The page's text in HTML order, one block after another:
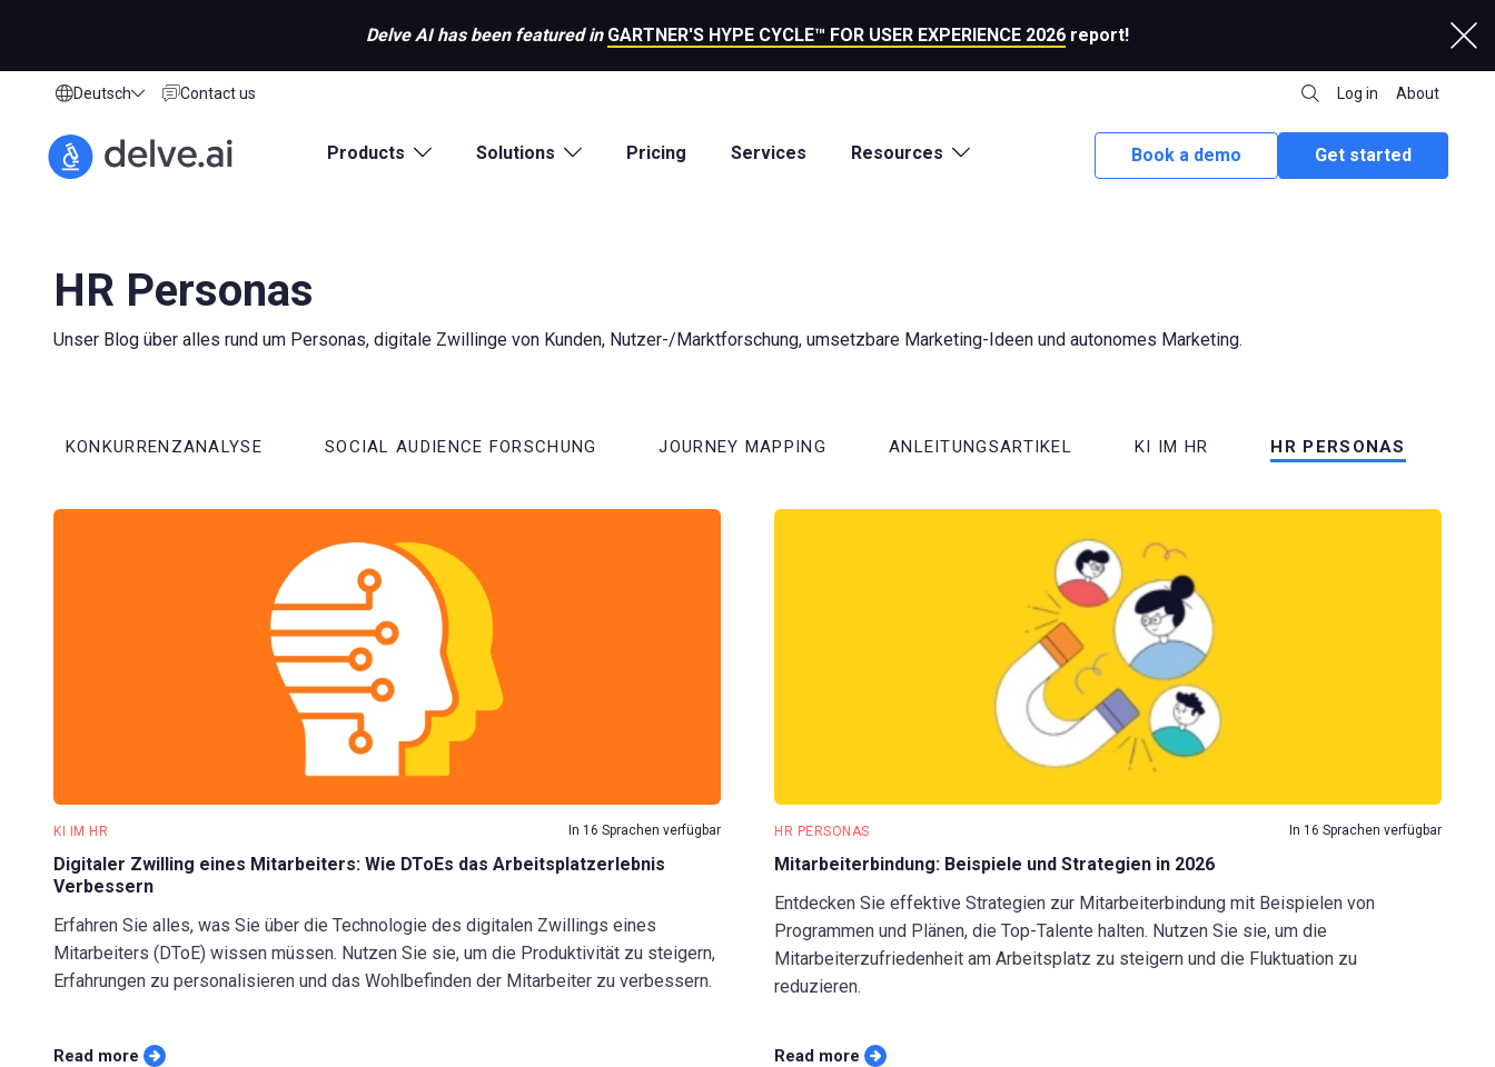
Delve AI has been featured in GARTNER'S HYPE CYCLE™ FOR USER EXPERIENCE 2026 report!
Deutsch Contact us Log in About
Products Solutions Pricing Services Resources Book a demo Get started
HR Personas
Unser Blog über alles rund um Personas, digitale Zwillinge von Kunden, Nutzer-/Marktforschung, umsetzbare Marketing-Ideen und autonomes Marketing.
KONKURRENZANALYSE SOCIAL AUDIENCE FORSCHUNG JOURNEY MAPPING ANLEITUNGSARTIKEL KI IM HR HR PERSONAS
KI IM HR In 16 Sprachen verfügbar
Digitaler Zwilling eines Mitarbeiters: Wie DToEs das Arbeitsplatzerlebnis
Verbessern
Erfahren Sie alles, was Sie über die Technologie des digitalen Zwillings eines
Mitarbeiters (DToE) wissen müssen. Nutzen Sie sie, um die Produktivität zu steigern,
Erfahrungen zu personalisieren und das Wohlbefinden der Mitarbeiter zu verbessern.
Read more
HR PERSONAS In 16 Sprachen verfügbar
Mitarbeiterbindung: Beispiele und Strategien in 2026
Entdecken Sie effektive Strategien zur Mitarbeiterbindung mit Beispielen von
Programmen und Plänen, die Top-Talente halten. Nutzen Sie sie, um die
Mitarbeiterzufriedenheit am Arbeitsplatz zu steigern und die Fluktuation zu
reduzieren.
Read more